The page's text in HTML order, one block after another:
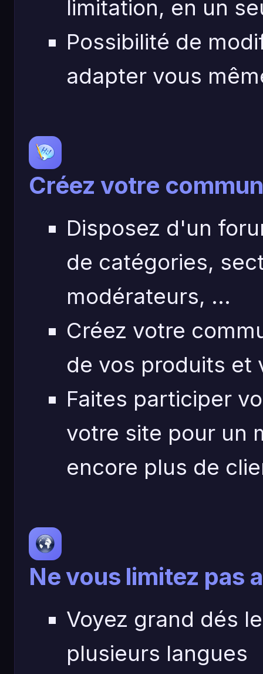
limitation, en un
Possibilité de
adapter vous
Créez votre
Disposez d'un
de catégories,
modérateurs, ...
Créez votre
de vos produits et
Faites participer
votre site pour un
encore plus de
Ne vous limitez pas
Voyez grand dés
plusieurs langues